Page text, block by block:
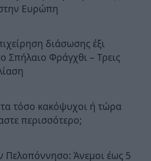
στην Ευρώπη
διάσωσης έξι
Σπήλαιο Φράγχθι – Τρεις
τόσο κακόψυχοι ή τώρα
περισσότερο;
Πελοπόννησο: Άνεμοι έως 5